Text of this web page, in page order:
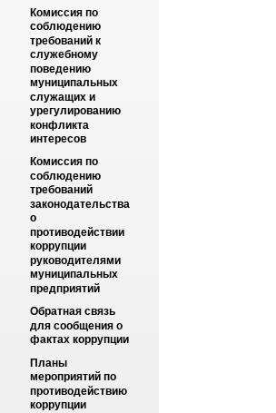
Комиссия по
соблюдению
требований к
служебному
поведению
муниципальных
служащих и
урегулированию
конфликта
интересов
Комиссия по
соблюдению
требований
законодательства
о
противодействии
коррупции
руководителями
муниципальных
предприятий
Обратная связь
для сообщения о
фактах коррупции
Планы
мероприятий по
противодействию
коррупции